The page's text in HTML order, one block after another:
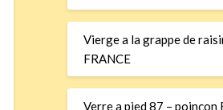
Vierge a la grappe de
FRANCE
Verre a pied 87 – poinçon